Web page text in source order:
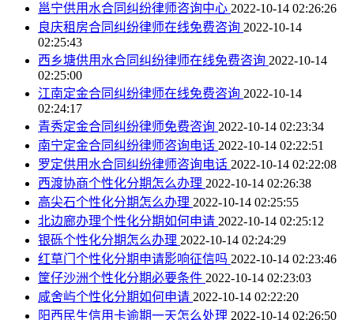
邕宁供用水合同纠纷律师咨询中心 2022-10-14 02:26:26
良庆租房合同纠纷律师在线免费咨询 2022-10-14
02:25:43
西乡塘供用水合同纠纷律师在线免费咨询 2022-10-14
02:25:00
江南定金合同纠纷律师在线免费咨询 2022-10-14
02:24:17
青秀定金合同纠纷律师免费咨询 2022-10-14 02:23:34
南宁定金合同纠纷律师咨询电话 2022-10-14 02:22:51
罗定供用水合同纠纷律师咨询电话 2022-10-14 02:22:08
西渡协商个性化分期怎么办理 2022-10-14 02:26:38
高尖石个性化分期怎么办理 2022-10-14 02:25:55
北边廊办理个性化分期如何申请 2022-10-14 02:25:12
银砾个性化分期怎么办理 2022-10-14 02:24:29
红草门个性化分期申请影响征信吗 2022-10-14 02:23:46
筐仔沙洲个性化分期必要条件 2022-10-14 02:23:03
咸舍屿个性化分期如何申请 2022-10-14 02:22:20
阳西民生信用卡逾期一天怎么处理 2022-10-14 02:26:50